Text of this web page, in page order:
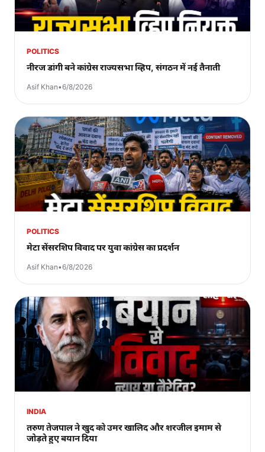
POLITICS
नीरज डांगी बने कांग्रेस राज्यसभा व्हिप, संगठन में नई तैनाती
Asif Khan•6/8/2026
POLITICS
मेटा सेंसरशिप विवाद पर युवा कांग्रेस का प्रदर्शन
Asif Khan•6/8/2026
INDIA
तरुण तेजपाल ने खुद को उमर खालिद और शरजील इमाम से
जोड़ते हुए बयान दिया